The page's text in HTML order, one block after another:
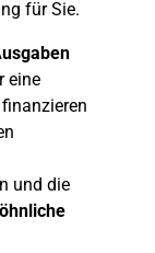
für Sie.
eine
und die